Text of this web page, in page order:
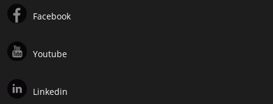
Facebook
Youtube
Linkedin